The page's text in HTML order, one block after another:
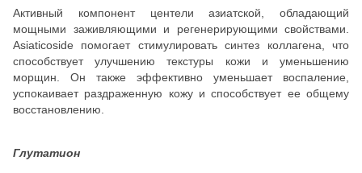
Активный компонент центели азиатской, обладающий
мощными заживляющими и регенерирующими свойствами.
Asiaticoside помогает стимулировать синтез коллагена, что
способствует улучшению текстуры кожи и уменьшению
морщин. Он также эффективно уменьшает воспаление,
успокаивает раздраженную кожу и способствует ее общему
восстановлению.
Глутатион